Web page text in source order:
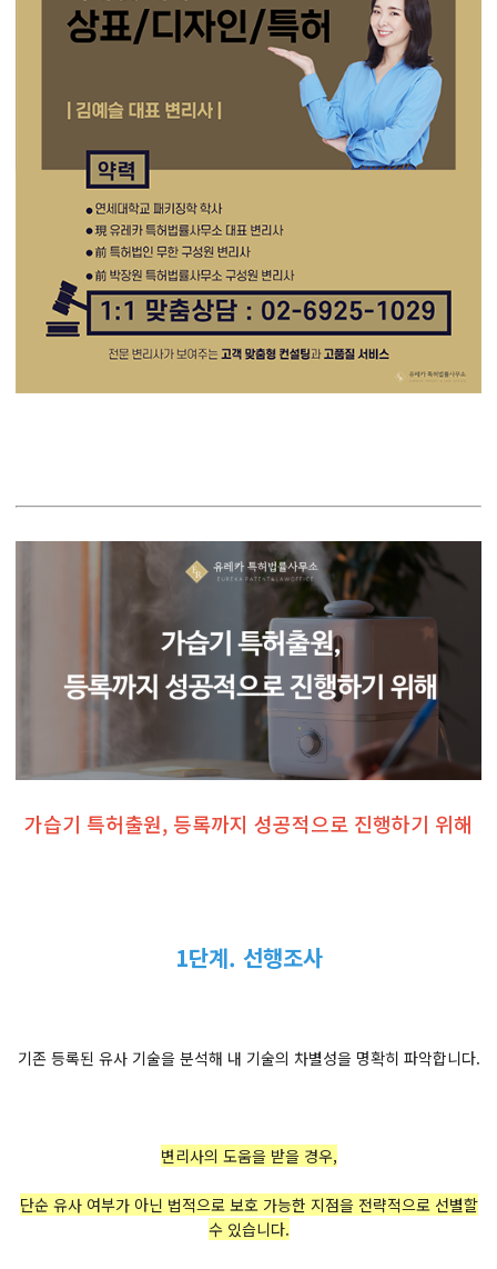
가습기 특허출원, 등록까지 성공적으로 진행하기 위해
1단계. 선행조사
기존 등록된 유사 기술을 분석해 내 기술의 차별성을 명확히 파악합니다.
변리사의 도움을 받을 경우,
단순 유사 여부가 아닌 법적으로 보호 가능한 지점을 전략적으로 선별할
수 있습니다.